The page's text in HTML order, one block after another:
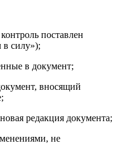
поставлен
в силу»);
в документ;
вносящий
редакция документа;
не